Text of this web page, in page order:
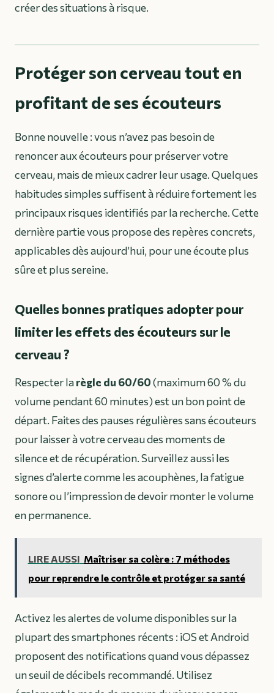
créer des situations à risque.
Protéger son cerveau tout en
profitant de ses écouteurs
Bonne nouvelle : vous n’avez pas besoin de
renoncer aux écouteurs pour préserver votre
cerveau, mais de mieux cadrer leur usage. Quelques
habitudes simples suffisent à réduire fortement les
principaux risques identifiés par la recherche. Cette
dernière partie vous propose des repères concrets,
applicables dès aujourd’hui, pour une écoute plus
sûre et plus sereine.
Quelles bonnes pratiques adopter pour
limiter les effets des écouteurs sur le
cerveau ?
Respecter larègle du 60/60(maximum 60 % du
volume pendant 60 minutes) est un bon point de
départ. Faites des pauses régulières sans écouteurs
pour laisser à votre cerveau des moments de
silence et de récupération. Surveillez aussi les
signes d’alerte comme les acouphènes, la fatigue
sonore ou l’impression de devoir monter le volume
en permanence.
LIRE AUSSI Maîtriser sa colère : 7 méthodes
pour reprendre le contrôle et protéger sa santé
Activez les alertes de volume disponibles sur la
plupart des smartphones récents : iOS et Android
proposent des notifications quand vous dépassez
un seuil de décibels recommandé. Utilisez